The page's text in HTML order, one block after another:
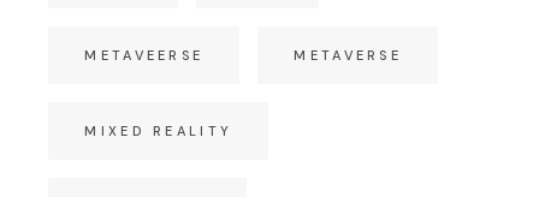
METAVEERSE METAVERSE
MIXED REALITY